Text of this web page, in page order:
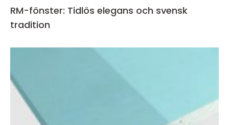
RM-fönster: Tidlös elegans och svensk
tradition